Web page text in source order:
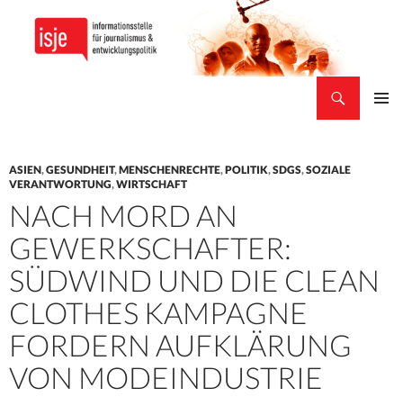
ASIEN,GESUNDHEIT,MENSCHENRECHTE,POLITIK,SDGS,SOZIALE
VERANTWORTUNG,WIRTSCHAFT
NACH MORD AN
GEWERKSCHAFTER:
SÜDWIND UND DIE CLEAN
CLOTHES KAMPAGNE
FORDERN AUFKLÄRUNG
VON MODEINDUSTRIE